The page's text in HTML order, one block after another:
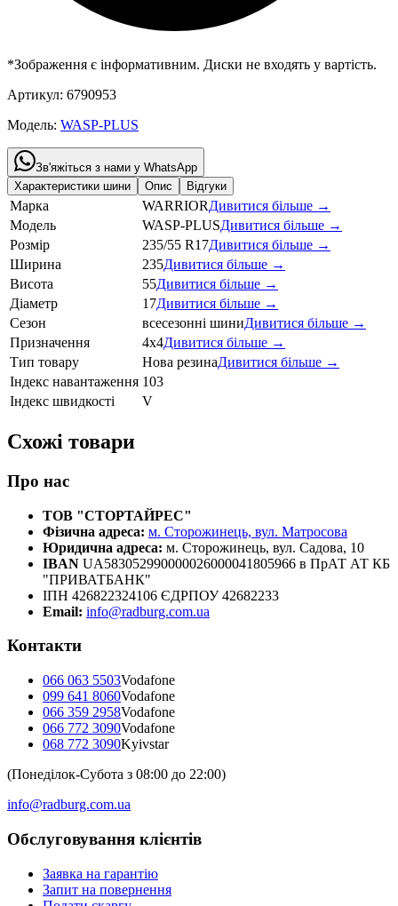
*Зображення є інформативним. Диски не входять у вартість.
Артикул: 6790953
Модель: WASP-PLUS
Зв'яжіться з нами у WhatsApp
Характеристики шини
Опис Відгуки
Марка WARRIORДивитися більше →
Модель
WASP-PLUSДивитися більше →
Розмір
235/55 R17Дивитися більше →
Ширина
235Дивитися більше →
Висота
55Дивитися більше →
Діаметр
17Дивитися більше →
Сезон
всесезонні шиниДивитися більше →
Призначення
4x4Дивитися більше →
Тип товару
Нова резинаДивитися більше →
Індекс навантаження 103
Індекс швидкості
V
Схожі товари
Про нас
ТОВ "СТОРТАЙРЕС"
Фізична адреса: м. Сторожинець, вул. Матросова
Юридична адреса: м. Сторожинець, вул. Садова, 10
IBAN UA583052990000026000041805966 в ПрАТ АТ КБ
"ПРИВАТБАНК"
ІПН 426822324106 ЄДРПОУ 42682233
Email: info@radburg.com.ua
Контакти
066 063 5503Vodafone
099 641 8060Vodafone
066 359 2958Vodafone
066 772 3090Vodafone
068 772 3090Kyivstar
(Понеділок-Субота з 08:00 до 22:00)
info@radburg.com.ua
Обслуговування клієнтів
Заявка на гарантію
Запит на повернення